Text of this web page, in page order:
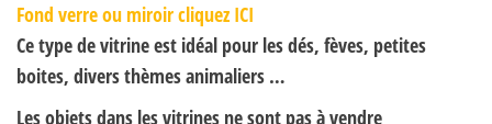
Fond verre ou miroir cliquez ICI
Ce type de vitrine est idéal pour les dés, fèves, petites
boites, divers thèmes animaliers …
Les objets dans les vitrines ne sont pas à vendre